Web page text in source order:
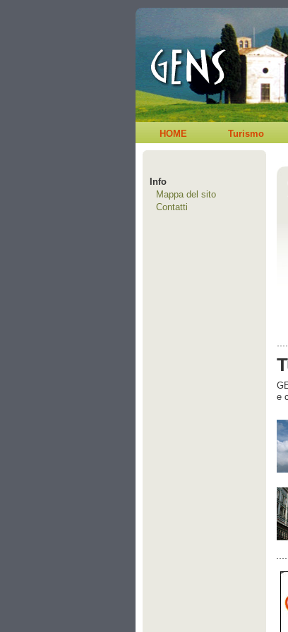
HOME Turismo
Info
Mappa del sito
Contatti
e